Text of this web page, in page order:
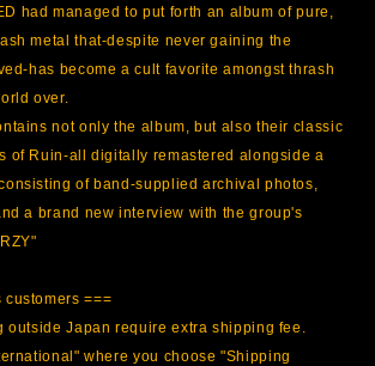
had managed to put forth an album of pure,
metal that-despite never gaining the
has become a cult favorite amongst thrash
over.
not only the album, but also their classic
of Ruin-all digitally remastered alongside a
of band-supplied archival photos,
a brand new interview with the group's
customers ===
outside Japan require extra shipping fee.
where you choose "Shipping